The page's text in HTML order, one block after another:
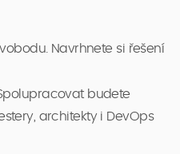
Navrhnete si řešení
budete
architekty i DevOps